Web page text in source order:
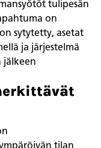
tulipesän
on
sytytetty, asetat
ja järjestelmä
jälkeen
tilan